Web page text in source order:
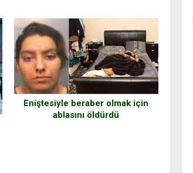
Eniştesiyle beraber olmak için
ablasını öldürdü